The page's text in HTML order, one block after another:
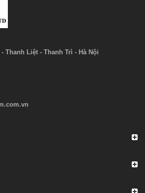
Thanh Liệt - Thanh Trì - Hà Nội